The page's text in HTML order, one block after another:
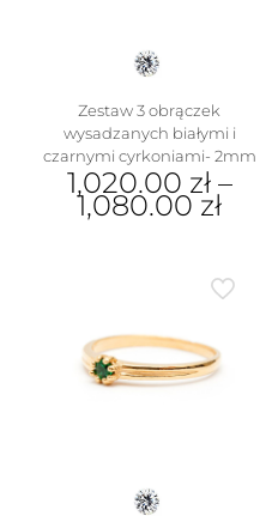
Zestaw 3 obrączek
wysadzanych białymi i
czarnymi cyrkoniami- 2mm
1,020.00 zł–
1,080.00 zł
Opcje
można
wybrać